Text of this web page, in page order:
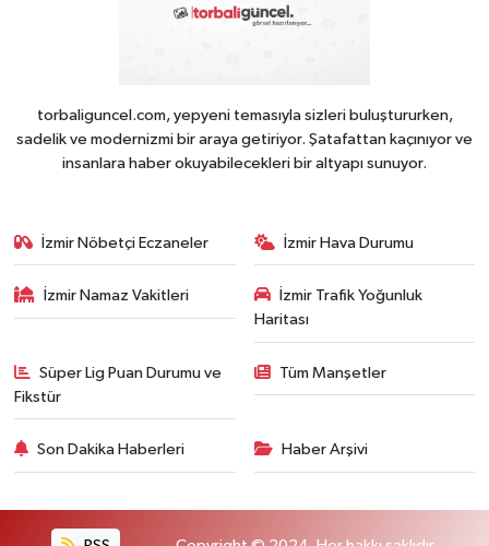
torbaliguncel.com, yepyeni temasıyla sizleri buluştururken,
sadelik ve modernizmi bir araya getiriyor. Şatafattan kaçınıyor ve
insanlara haber okuyabilecekleri bir altyapı sunuyor.
İzmir Nöbetçi Eczaneler İzmir Hava Durumu
İzmir Namaz Vakitleri
İzmir Trafik Yoğunluk
Haritası
Süper Lig Puan Durumu ve
Fikstür
Tüm Manşetler
Son Dakika Haberleri Haber Arşivi